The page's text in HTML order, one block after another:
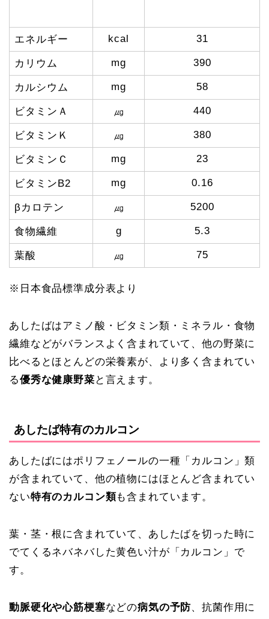
エネルギー kcal 31
カリウム mg 390
カルシウム mg 58
ビタミンＡ ㎍ 440
ビタミンＫ ㎍ 380
ビタミンＣ mg 23
ビタミンB2 mg 0.16
βカロテン ㎍ 5200
食物繊維 g 5.3
葉酸 ㎍ 75
※日本食品標準成分表より
あしたばはアミノ酸・ビタミン類・ミネラル・食物
繊維などがバランスよく含まれていて、他の野菜に
比べるとほとんどの栄養素が、より多く含まれてい
る優秀な健康野菜 と言えます。
あしたば特有のカルコン
あしたばにはポリフェノールの一種「カルコン」類
が含まれていて、他の植物にはほとんど含まれてい
ない特有のカルコン類も含まれています。
葉・茎・根に含まれていて、あしたばを切った時に
でてくるネバネバした黄色い汁が「カルコン」で
す。
動脈硬化や心筋梗塞などの病気の予防、抗菌作用に